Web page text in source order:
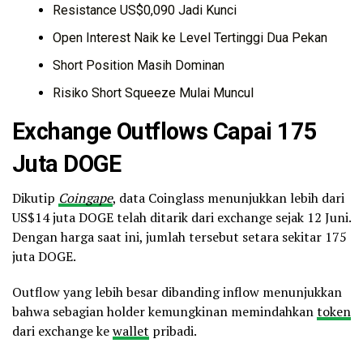
Resistance US$0,090 Jadi Kunci
Open Interest Naik ke Level Tertinggi Dua Pekan
Short Position Masih Dominan
Risiko Short Squeeze Mulai Muncul
Exchange Outflows Capai 175
Juta DOGE
Dikutip Coingape, data Coinglass menunjukkan lebih dari
US$14 juta DOGE telah ditarik dari exchange sejak 12 Juni.
Dengan harga saat ini, jumlah tersebut setara sekitar 175
juta DOGE.
Outflow yang lebih besar dibanding inflow menunjukkan
bahwa sebagian holder kemungkinan memindahkantoken
dari exchange kewallet pribadi.